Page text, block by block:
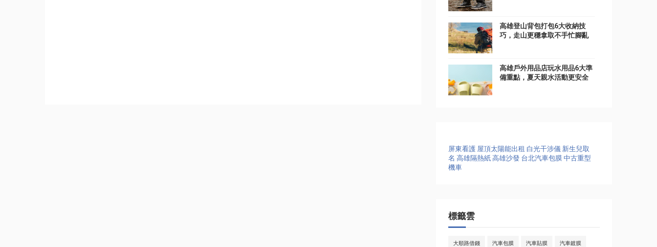
高雄登山背包打包6大收納技
巧，走山更穩拿取不手忙腳亂
高雄戶外用品店玩水用品6大準
備重點，夏天親水活動更安全
屏東看護 屋頂太陽能出租 白光干涉儀 新生兒取
名 高雄隔熱紙高雄沙發 台北汽車包膜中古重型
機車
標籤雲
大順路借錢 汽車包膜 汽車貼膜 汽車鍍膜